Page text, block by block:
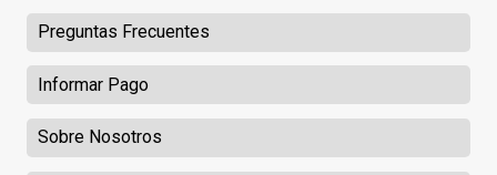
Preguntas Frecuentes
Informar Pago
Sobre Nosotros